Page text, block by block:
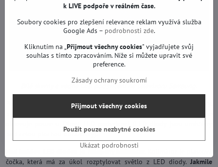
Bílé skvrny a vadné LED podsvícení na televizoru Samsung.
Pokud se vám na obrazovce objeví bílé skvrny nebo světlé fleky,
pod celou plochou obrazovky).
Nad každou LED diodou je nalepený kolimátor.
čočka, která má za úkol rozptylovat světlo z LED diody. Jakmile
k LIVE podpoře v reálném čase.
Soubory cookies pro zlepšení relevance reklam využívá služba
Google Ads – podrobnosti zde.
Kliknutím na „ Přijmout všechny cookies" vyjadřujete svůj
souhlas s tímto zpracováním. Níže si můžete upravit své
preference.
Zásady ochrany soukromí
Ukázat podrobnosti
Přijmout všechny cookies
Použít pouze nezbytné cookies